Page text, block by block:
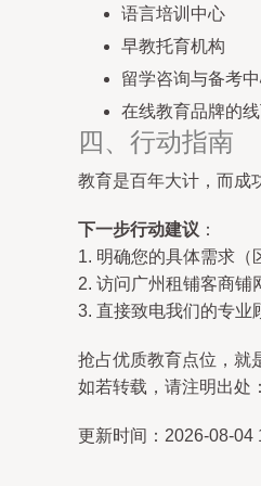
语言培训中心
早教托育机构
留学咨询与备考
在线教育品牌的
四、行动指南
教育是百年大计，而成
下一步行动建议 ：
1. 明确您的具体需求（
2. 访问广州租铺客商铺
3. 直接致电我们的专业
抢占优质教育点位，就
如若转载，请注明出处
更新时间：2026-08-04